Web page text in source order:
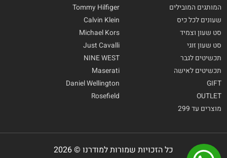
המותגים המובילים
שעונים לכל כיס
סט שעון וצמיד
סט שעון זוגי
תכשיטים לגבר
תכשיטים לאישה
GIFT
OUTLET
מוצרים עד 299
Tommy Hilfiger
Calvin Klein
Michael Kors
Just Cavalli
NINE WEST
Maserati
Daniel Wellington
Rosefield
כל הזכויות שמורות למודרנו © 2026